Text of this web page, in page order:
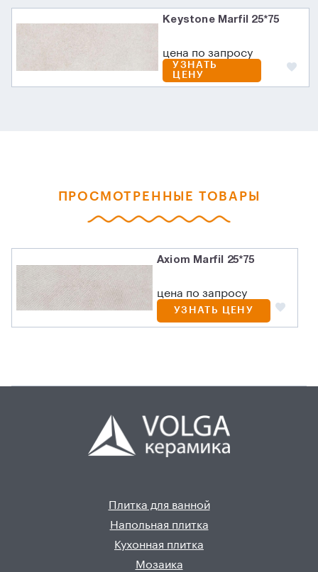
Keystone Marfil 25*75
цена по запросу
УЗНАТЬ
ЦЕНУ
ПРОСМОТРЕННЫЕ ТОВАРЫ
Axiom Marfil 25*75
цена по запросу
УЗНАТЬ ЦЕНУ
Плитка для ванной
Напольная плитка
Кухонная плитка
Мозаика